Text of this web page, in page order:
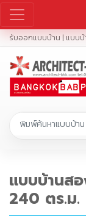
รับออกแบบบ้าน | แบบบ้
แบบบ้านส
240 ตร.ม.